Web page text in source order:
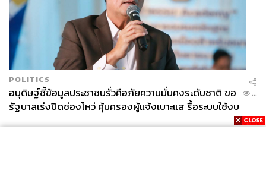
POLITICS
อนุดิษฐ์ชี้ข้อมูลประชาชนรั่วคือภัยความมั่นคงระดับชาติ ขอ
รัฐบาลเร่งปิดช่องโหว่ คุ้มครองผู้แจ้งเบาะแส รื้อระบบใช้งบ
...